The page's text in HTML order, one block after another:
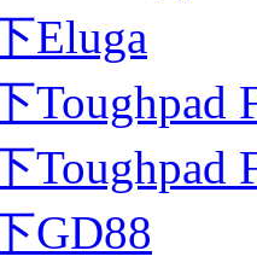
Eluga
Toughpad
Toughpad
GD88